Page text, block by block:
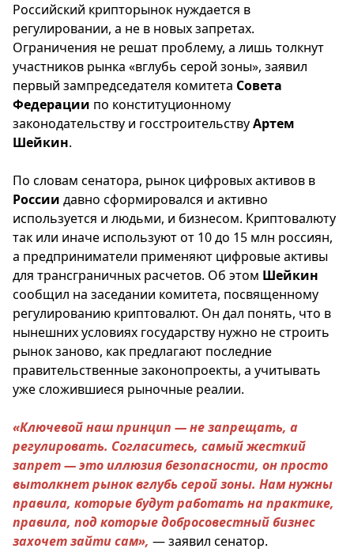
Российский крипторынок нуждается в
регулировании, а не в новых запретах.
Ограничения не решат проблему, а лишь толкнут
участников рынка «вглубь серой зоны», заявил
первый зампредседателя комитета Совета
Федерации по конституционному
законодательству и госстроительствуАртем
Шейкин.
По словам сенатора, рынок цифровых активов в
России давно сформировался и активно
используется и людьми, и бизнесом. Криптовалюту
так или иначе используют от 10 до 15 млн россиян,
а предприниматели применяют цифровые активы
для трансграничных расчетов. Об этом Шейкин
сообщил на заседании комитета, посвященному
регулированию криптовалют. Он дал понять, что в
нынешних условиях государству нужно не строить
рынок заново, как предлагают последние
правительственные законопроекты, а учитывать
уже сложившиеся рыночные реалии.
«Ключевой наш принцип — не запрещать, а
регулировать. Согласитесь, самый жесткий
запрет — это иллюзия безопасности, он просто
вытолкнет рынок вглубь серой зоны. Нам нужны
правила, которые будут работать на практике,
правила, под которые добросовестный бизнес
захочет зайти сам», — заявил сенатор.